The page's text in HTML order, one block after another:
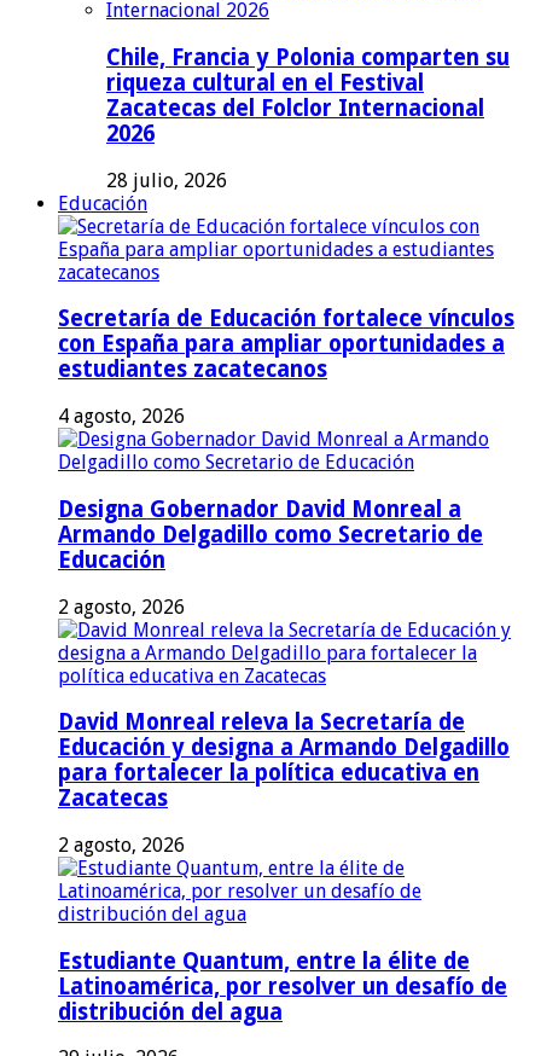
Chile, Francia y Polonia comparten su
riqueza cultural en el Festival
Zacatecas del Folclor Internacional
2026
28 julio, 2026
Educación
Secretaría de Educación fortalece vínculos
con España para ampliar oportunidades a
estudiantes zacatecanos
4 agosto, 2026
Designa Gobernador David Monreal a
Armando Delgadillo como Secretario de
Educación
2 agosto, 2026
David Monreal releva la Secretaría de
Educación y designa a Armando Delgadillo
para fortalecer la política educativa en
Zacatecas
2 agosto, 2026
Estudiante Quantum, entre la élite de
Latinoamérica, por resolver un desafío de
distribución del agua